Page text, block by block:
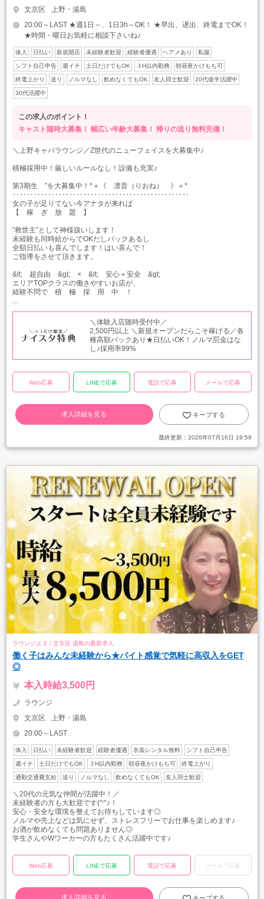
文京区
上野・湯島
20:00～LAST ★週1日～、1日3h～OK！ ★早出、遅出、終電までOK！
★時間・曜日お気軽に相談下さいね♪
体入 日払い 新規開店 未経験者歓迎 経験者優遇 ヘアメあり 私服
シフト自己申告 週イチ 土日だけでもOK ３H以内勤務 朝昼夜かけもち可
終電上がり 送り ノルマなし 飲めなくてもOK 友人同士歓迎 20代後半活躍中
30代活躍中
この求人のポイント！
キャスト随時大募集！ 幅広い年齢大募集！ 帰りの送り無料完備！
＼上野キャバラウンジ／Z世代のニューフェイスを大募集中♪
積極採用中！厳しいルールなし！設備も充実♪
第3期生 ”を大募集中！*＋《 凛音（りおね） 》＋*
‥‥‥‥‥‥‥‥‥‥‥‥‥‥‥‥‥‥‥‥‥‥‥‥‥
女の子が足りてない今アナタが来れば
【 稼 ぎ 放 題 】
”救世主”として神様扱いします！
未経験も同時給からでOKだしバックあるし
全額日払いも喜んでします！はい喜んで！
ご指導をさせて頂きます。
&lt; 超自由 &gt; × &lt; 安心＋安全 &gt;
エリアTOPクラスの働きやすいお店が、
経験不問で 積 極 採 用 中 ！
...
＼体験入店随時受付中／
2,500円以上 ＼新規オープンだらこそ稼げる／各
種高額バックあり★日払いOK！ノルマ罰金はな
し♪採用率99%
Web応募 LINEで応募 電話で応募 メールで応募
求人詳細を見る キープする
最終更新： 2026年07月16日 19:59
ラウンジエヌ / 文京区 湯島の最新求人
働く子はみんな未経験から★バイト感覚で気軽に高収入をGET
◎
本入時給3,500円
ラウンジ
文京区
上野・湯島
20:00～LAST
体入 日払い 未経験者歓迎 経験者優遇 衣装レンタル無料 シフト自己申告
週イチ 土日だけでもOK ３H以内勤務 朝昼夜かけもち可 終電上がり
通勤交通費支給 送り ノルマなし 飲めなくてもOK 友人同士歓迎
＼20代の元気な仲間が活躍中！／
未経験者の方も大歓迎です(^^♪！
安心・安全な環境を整えてお待ちしています◎
ノルマや売上などは気にせず、ストレスフリーでお仕事を楽しめます♪
お酒が飲めなくても問題ありません◎
学生さんやWワーカーの方もたくさん活躍中です♪
Web応募 LINEで応募 電話で応募 メールで応募
求人詳細を見る